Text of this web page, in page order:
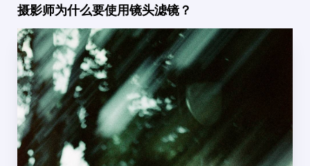
摄影师为什么要使用镜头滤镜？